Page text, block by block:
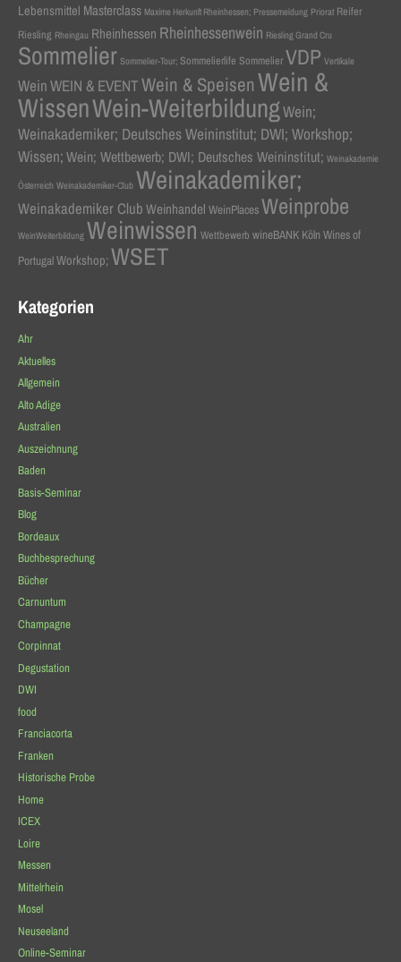
Lebensmittel Masterclass Maxime Herkunft Rheinhessen; Pressemeldung Priorat Reifer
Riesling Rheingau Rheinhessen Rheinhessenwein Riesling Grand Cru
Sommelier Sommelier-Tour; Sommelierlife Sommelier VDP Vertikale
WeinWEIN & EVENTWein & SpeisenWein &
WissenWein-WeiterbildungWein;
Weinakademiker; Deutsches Weininstitut; DWI; Workshop;
Wissen;Wein; Wettbewerb; DWI; Deutsches Weininstitut; Weinakademie
Österreich Weinakademiker-Club Weinakademiker;
Weinakademiker ClubWeinhandel WeinPlacesWeinprobe
WeinWeiterbildung Weinwissen Wettbewerb wineBANK Köln Wines of
PortugalWorkshop;WSET
Kategorien
Ahr
Aktuelles
Allgemein
Alto Adige
Australien
Auszeichnung
Baden
Basis-Seminar
Blog
Bordeaux
Buchbesprechung
Bücher
Carnuntum
Champagne
Corpinnat
Degustation
DWI
food
Franciacorta
Franken
Historische Probe
Home
ICEX
Loire
Messen
Mittelrhein
Mosel
Neuseeland
Online-Seminar